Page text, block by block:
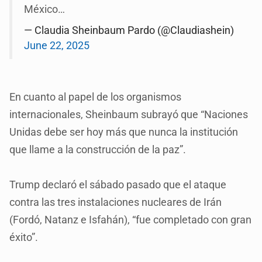
México…
— Claudia Sheinbaum Pardo (@Claudiashein)
June 22, 2025
En cuanto al papel de los organismos
internacionales, Sheinbaum subrayó que “Naciones
Unidas debe ser hoy más que nunca la institución
que llame a la construcción de la paz”.
Trump declaró el sábado pasado que el ataque
contra las tres instalaciones nucleares de Irán
(Fordó, Natanz e Isfahán), “fue completado con gran
éxito”.